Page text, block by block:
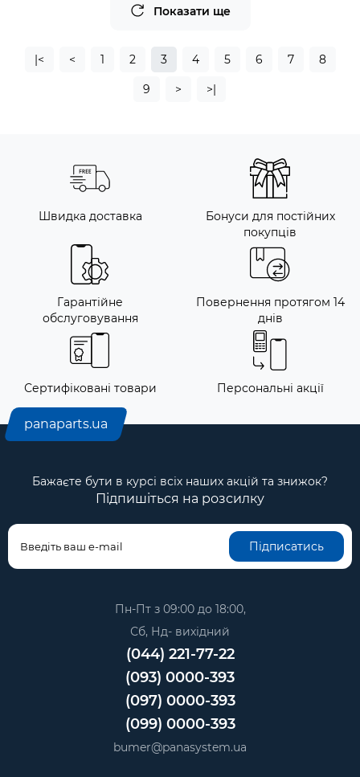
Показати ще
|< < 1 2 3 4 5 6 7 8
9 > >|
Швидка доставка
Бонуси для постійних
покупців
Гарантійне
обслуговування
Повернення протягом 14
днів
Сертифіковані товари Персональні акції
panaparts.ua
Бажаєте бути в курсі всіх наших акцій та знижок?
Підпишіться на розсилку
Підписатись
Пн-Пт з 09:00 до 18:00,
Сб, Нд- вихідний
(044) 221-77-22
(093) 0000-393
(097) 0000-393
(099) 0000-393
bumer@panasystem.ua